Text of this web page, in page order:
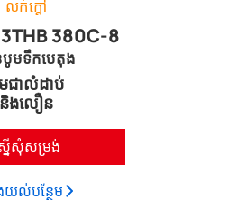
លក់ក្តៅ
380C-8
មទឹកបេតុង
ជាលំដាប់
និងលឿន
ើសុំសម្រង់
យល់​បន្ថែម